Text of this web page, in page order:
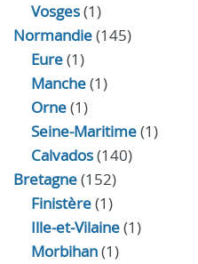
Vosges(1)
Normandie(145)
Eure(1)
Manche(1)
Orne(1)
Seine-Maritime(1)
Calvados(140)
Bretagne(152)
Finistère(1)
Ille-et-Vilaine(1)
Morbihan(1)